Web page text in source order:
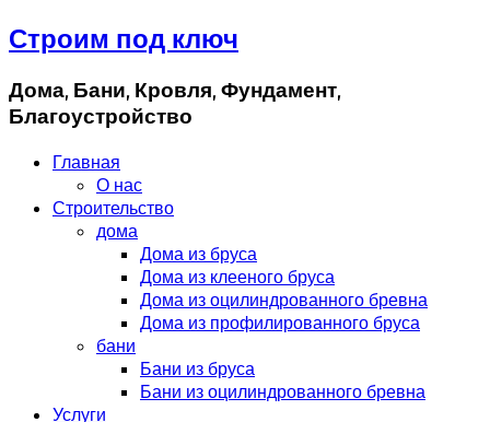
Строим под ключ
Дома, Бани, Кровля, Фундамент,
Благоустройство
Главная
О нас
Строительство
дома
Дома из бруса
Дома из клееного бруса
Дома из оцилиндрованного бревна
Дома из профилированного бруса
бани
Бани из бруса
Бани из оцилиндрованного бревна
Услуги